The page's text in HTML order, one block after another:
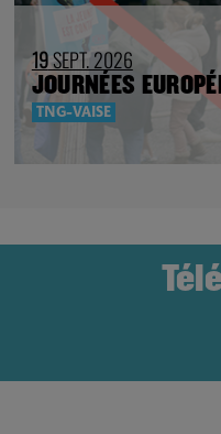
19SEPT. 2026
JOURNÉES
TNG-VAISE